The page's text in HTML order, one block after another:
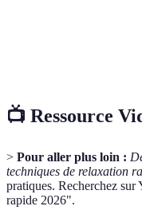
📺 Ressource
> Pour aller plus loin :
techniques de relaxation
pratiques. Recherchez
rapide 2026".